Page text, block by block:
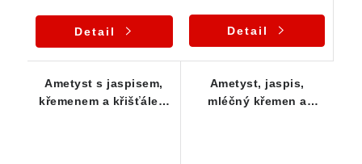
Detail Detail
Ametyst s jaspisem,
křemenem a křišťálem
Ametyst, jaspis,
mléčný křemen a